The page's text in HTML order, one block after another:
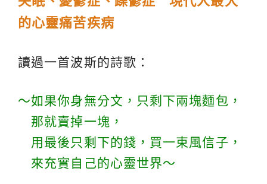
的心靈痛苦疾病
讀過一首波斯的詩歌：
～如果你身無分文，只剩下兩塊麵包，
那就賣掉一塊，
用最後只剩下的錢，買一束風信子，
來充實自己的心靈世界～